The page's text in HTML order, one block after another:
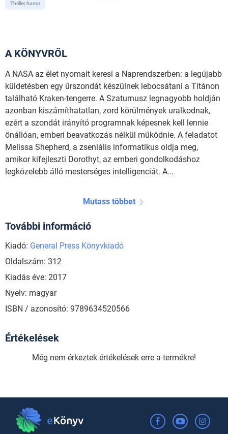
Thriller, horror
A KÖNYVRŐL
A NASA az élet nyomait keresi a Naprendszerben: a legújabb
küldetésben egy űrszondát készülnek lebocsátani a Titánon
található Kraken-tengerre. A Szaturnusz legnagyobb holdján
azonban kiszámíthatatlan, zord körülmények uralkodnak,
ezért a szondát irányító programnak képesnek kell lennie
önállóan, emberi beavatkozás nélkül működnie. A feladatot
Melissa Shepherd, a zseniális informatikus oldja meg,
amikor kifejleszti Dorothyt, az emberi gondolkodáshoz
legközelebb álló mesterséges intelligenciát. A...
Mutass többet
További információ
Kiadó: General Press Könyvkiadó
Oldalszám: 312
Kiadás éve: 2017
Nyelv: magyar
ISBN / azonosító: 9789634520566
Értékelések
Még nem érkeztek értékelések erre a termékre!